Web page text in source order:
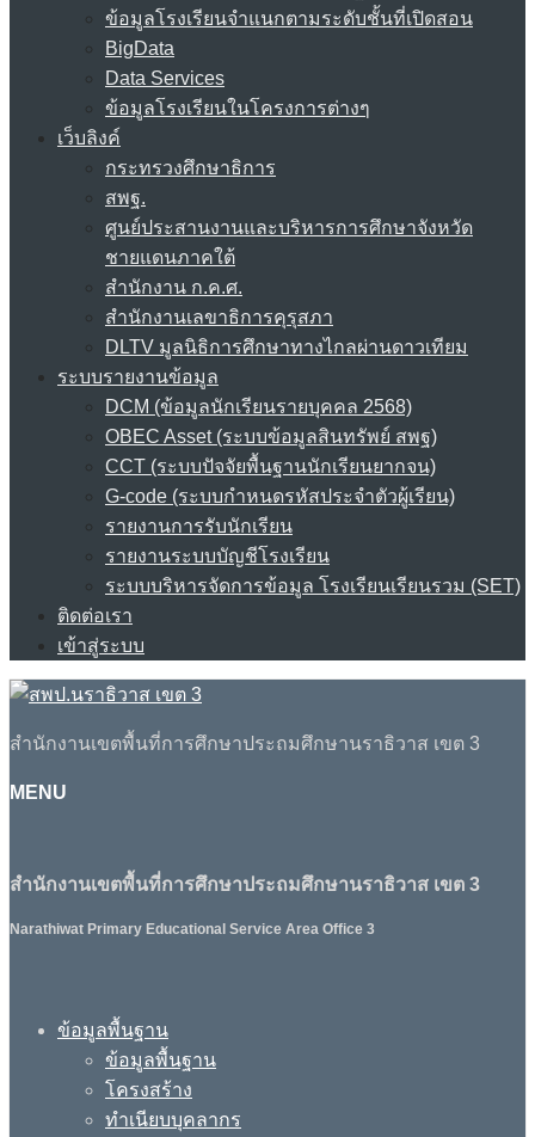
ข้อมูลโรงเรียนจำแนกตามระดับชั้นที่เปิดสอน
BigData
Data Services
ข้อมูลโรงเรียนในโครงการต่างๆ
เว็บลิงค์
กระทรวงศึกษาธิการ
สพฐ.
ศูนย์ประสานงานและบริหารการศึกษาจังหวัด
ชายแดนภาคใต้
สำนักงาน ก.ค.ศ.
สำนักงานเลขาธิการคุรุสภา
DLTV มูลนิธิการศึกษาทางไกลผ่านดาวเทียม
ระบบรายงานข้อมูล
DCM (ข้อมูลนักเรียนรายบุคคล 2568)
OBEC Asset (ระบบข้อมูลสินทรัพย์ สพฐ)
CCT (ระบบปัจจัยพื้นฐานนักเรียนยากจน)
G-code (ระบบกำหนดรหัสประจำตัวผู้เรียน)
รายงานการรับนักเรียน
รายงานระบบบัญชีโรงเรียน
ระบบบริหารจัดการข้อมูล โรงเรียนเรียนรวม (SET)
ติดต่อเรา
เข้าสู่ระบบ
สำนักงานเขตพื้นที่การศึกษาประถมศึกษานราธิวาส เขต 3
MENU
สำนักงานเขตพื้นที่การศึกษาประถมศึกษานราธิวาส เขต 3
Narathiwat Primary Educational Service Area Office 3
ข้อมูลพื้นฐาน
ข้อมูลพื้นฐาน
โครงสร้าง
ทำเนียบบุคลากร